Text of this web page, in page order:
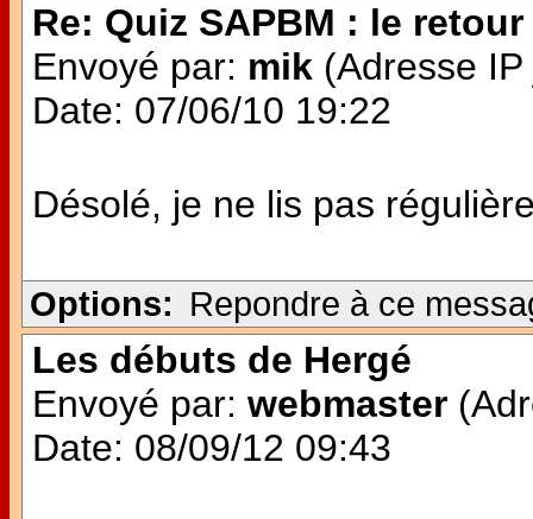
Re: Quiz SAPBM : le retour
Envoyé par: mik (Adresse
Date: 07/06/10 19:22
Désolé, je ne lis pas
Options: Repondre à ce
Les débuts de Hergé
Envoyé par: webmaster
Date: 08/09/12 09:43